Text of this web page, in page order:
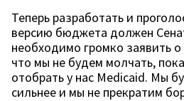
Теперь разработать и
версию бюджета должен
необходимо громко заявить о
что мы не будем молчать,
отобрать у нас Medicaid. Мы
сильнее и мы не прекратим